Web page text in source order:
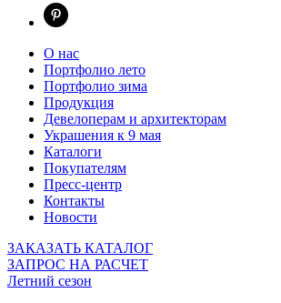
О нас
Портфолио лето
Портфолио зима
Продукция
Девелоперам и архитекторам
Украшения к 9 мая
Каталоги
Покупателям
Пресс-центр
Контакты
Новости
ЗАКАЗАТЬ КАТАЛОГ
ЗАПРОС НА РАСЧЕТ
Летний сезон